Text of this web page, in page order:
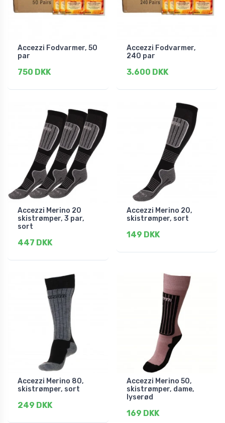
Accezzi Fodvarmer, 50
par
750 DKK
Accezzi Fodvarmer,
240 par
3.600 DKK
Accezzi Merino 20
skistrømper, 3 par,
sort
447 DKK
Accezzi Merino 20,
skistrømper, sort
149 DKK
Accezzi Merino 80,
skistrømper, sort
249 DKK
Accezzi Merino 50,
skistrømper, dame,
lyserød
169 DKK